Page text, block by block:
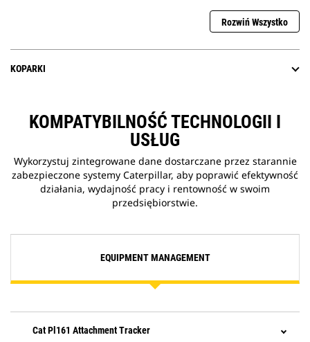
Rozwiń Wszystko
KOPARKI
KOMPATYBILNOŚĆ TECHNOLOGII I
USŁUG
Wykorzystuj zintegrowane dane dostarczane przez starannie
zabezpieczone systemy Caterpillar, aby poprawić efektywność
działania, wydajność pracy i rentowność w swoim
przedsiębiorstwie.
EQUIPMENT MANAGEMENT
Cat Pl161 Attachment Tracker